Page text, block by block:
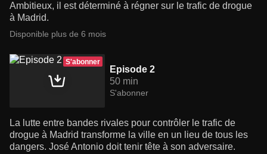
Ambitieux, il est déterminé à régner sur le trafic de drogue
à Madrid.
Disponible plus de 6 mois
S'abonner
Episode 2
50 min
S'abonner
La lutte entre bandes rivales pour contrôler le trafic de
drogue à Madrid transforme la ville en un lieu de tous les
dangers. José Antonio doit tenir tête à son adversaire.